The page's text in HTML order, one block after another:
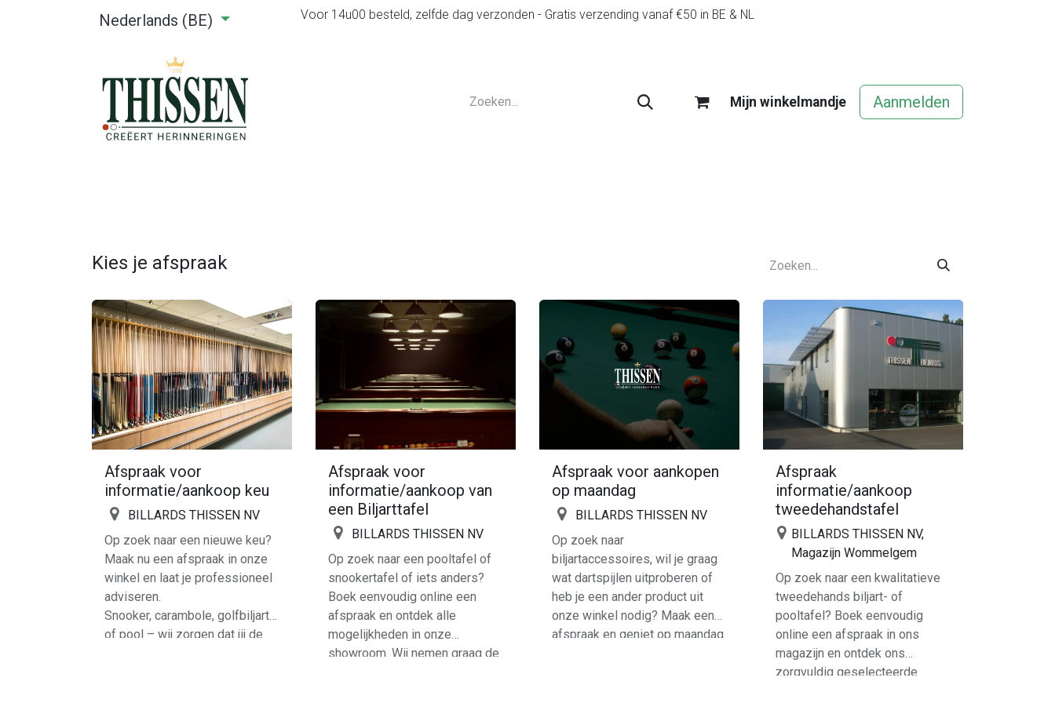
Nederlands (BE) Voor 14u00 besteld, zelfde dag verzonden - Gratis verzending vanaf €50 in BE & NL
Mijn winkelmandje Aanmelden
Kies je afspraak
Afspraak voor
informatie/aankoop keu
BILLARDS THISSEN NV
Op zoek naar een nieuwe keu?
Maak nu een afspraak in onze
winkel en laat je professioneel
adviseren.
Snooker, carambole, golfbiljart
of pool – wij zorgen dat jij de
Afspraak voor
informatie/aankoop van
een Biljarttafel
BILLARDS THISSEN NV
Op zoek naar een pooltafel of
snookertafel of iets anders?
Boek eenvoudig online een
afspraak en ontdek alle
mogelijkheden in onze
showroom. Wij nemen graag de
Afspraak voor aankopen
op maandag
BILLARDS THISSEN NV
Op zoek naar
biljartaccessoires, wil je graag
wat dartspijlen uitproberen of
heb je een ander product uit
onze winkel nodig? Maak een
afspraak en geniet op maandag
Afspraak
informatie/aankoop
tweedehandstafel
BILLARDS THISSEN NV,
Magazijn Wommelgem
Op zoek naar een kwalitatieve
tweedehands biljart- of
pooltafel? Boek eenvoudig
online een afspraak in ons
magazijn en ontdek ons
zorgvuldig geselecteerde